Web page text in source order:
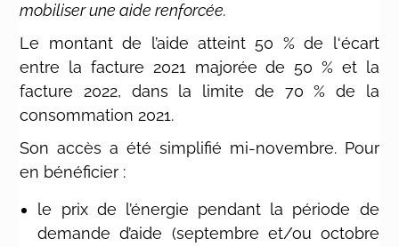
mobiliser une aide renforcée.
Le montant de l’aide atteint 50 % de l‘écart
entre la facture 2021 majorée de 50 % et la
facture 2022, dans la limite de 70 % de la
consommation 2021.
Son accès a été simplifié mi-novembre. Pour
en bénéficier :
le prix de l’énergie pendant la période de
demande d’aide (septembre et/ou octobre